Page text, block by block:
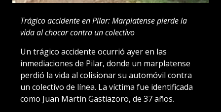
Trágico accidente en Pilar: Marplatense pierde la
vida al chocar contra un colectivo
Un trágico accidente ocurrió ayer en las
inmediaciones de Pilar, donde un marplatense
perdió la vida al colisionar su automóvil contra
un colectivo de línea. La víctima fue identificada
como Juan Martín Gastiazoro, de 37 años.